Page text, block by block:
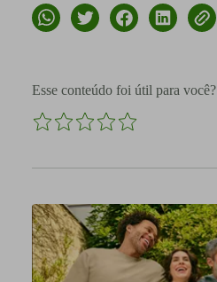
Esse conteúdo foi útil para você?